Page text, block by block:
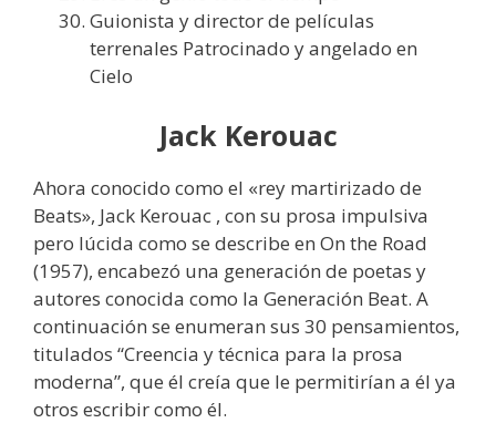
Guionista y director de películas
terrenales Patrocinado y angelado en
Cielo
Jack Kerouac
Ahora conocido como el «rey martirizado de
Beats», Jack Kerouac , con su prosa impulsiva
pero lúcida como se describe en On the Road
(1957), encabezó una generación de poetas y
autores conocida como la Generación Beat. A
continuación se enumeran sus 30 pensamientos,
titulados “Creencia y técnica para la prosa
moderna”, que él creía que le permitirían a él ya
otros escribir como él.